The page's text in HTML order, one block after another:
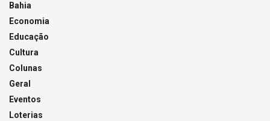
Bahia
Economia
Educação
Cultura
Colunas
Geral
Eventos
Loterias